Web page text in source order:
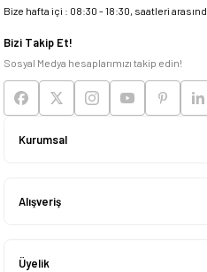
Deneyimini Paylaş
Bize hafta içi : 08:30 - 18:30, saatleri
Bizi Takip Et!
Sosyal Medya hesaplarımızı takip edin!
Kurumsal
Alışveriş
Üyelik